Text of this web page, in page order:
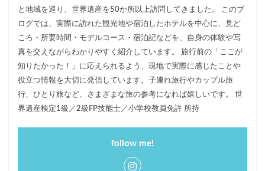
と地域を巡り、世界遺産を50か所以上訪問してきました。 このブ
ログでは、実際に訪れた観光地や宿泊したホテルを中心に、見ど
ころ・所要時間・モデルコース・宿泊記などを、自身の体験や写
真を交えながらわかりやすく紹介しています。 旅行前の「ここが
知りたかった！」に応えられるよう、現地で実際に感じたことや
役立つ情報を大切に発信しています。子連れ旅行やカップル旅
行、ひとり旅など、さまざまな旅の参考になれば嬉しいです。 世
界遺産検定1級／2級FP技能士／小学校教員免許 所持
follow me!